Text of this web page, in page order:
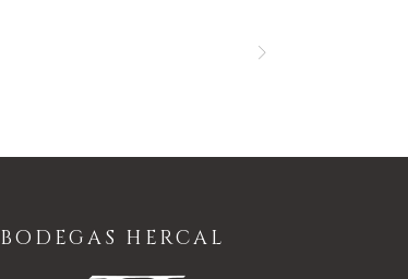
BODEGAS HERCAL